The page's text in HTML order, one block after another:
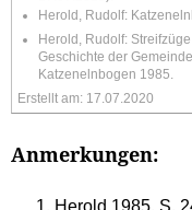
Herold, Rudolf:
Herold, Rudolf:
Geschichte der
Katzenelnbogen 1985.
Erstellt am: 17.07.2020
Anmerkungen: